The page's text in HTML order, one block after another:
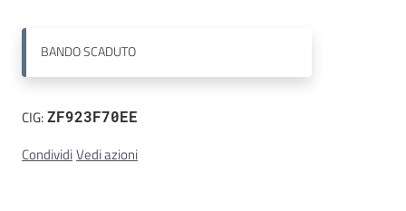
BANDOSCADUTO
CIG:ZF923F70EE
CondividiVedi azioni